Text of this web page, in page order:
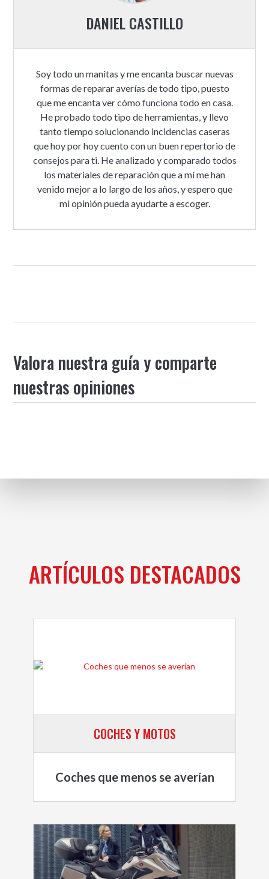
DANIEL CASTILLO
Soy todo un manitas y me encanta buscar nuevas
formas de reparar averías de todo tipo, puesto
que me encanta ver cómo funciona todo en casa.
He probado todo tipo de herramientas, y llevo
tanto tiempo solucionando incidencias caseras
que hoy por hoy cuento con un buen repertorio de
consejos para ti. He analizado y comparado todos
los materiales de reparación que a mí me han
venido mejor a lo largo de los años, y espero que
mi opinión pueda ayudarte a escoger.
Valora nuestra guía y comparte
nuestras opiniones
ARTÍCULOS DESTACADOS
COCHES Y MOTOS
Coches que menos se averían